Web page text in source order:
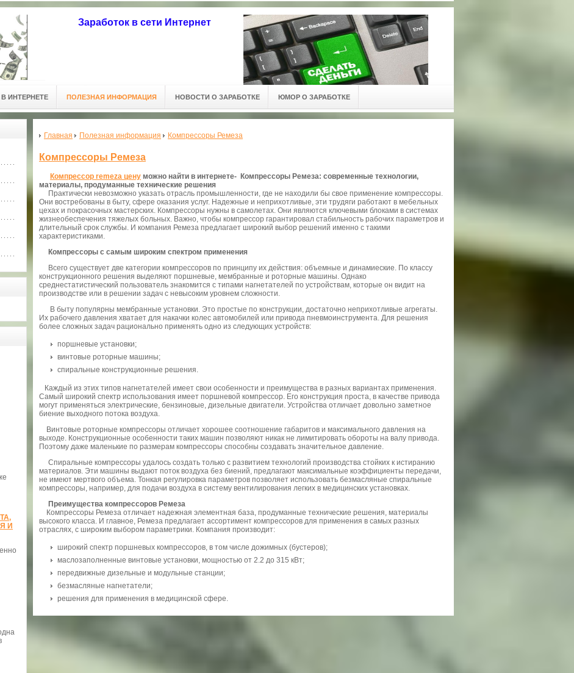
Заработок в сети Интернет
ИНТЕРНЕТЕ ПОЛЕЗНАЯ ИНФОРМАЦИЯ НОВОСТИ О ЗАРАБОТКЕ ЮМОР О ЗАРАБОТКЕ
И
Главная Полезная информация Компрессоры Ремеза
Компрессоры Ремеза
Компрессор remeza цену можно найти в интернете- Компрессоры Ремеза: современные технологии,
материалы, продуманные технические решения
Практически невозможно указать отрасль промышленности, где не находили бы свое применение компрессоры.
Они востребованы в быту, сфере оказания услуг. Надежные и неприхотливые, эти трудяги работают в мебельных
цехах и покрасочных мастерских. Компрессоры нужны в самолетах. Они являются ключевыми блоками в системах
жизнеобеспечения тяжелых больных. Важно, чтобы компрессор гарантировал стабильность рабочих параметров и
длительный срок службы. И компания Ремеза предлагает широкий выбор решений именно с такими
характеристиками.
Компрессоры с самым широким спектром применения
Всего существует две категории компрессоров по принципу их действия: объемные и динамиеские. По классу
конструкционного решения выделяют поршневые, мембранные и роторные машины. Однако
среднестатистический пользователь знакомится с типами нагнетателей по устройствам, которые он видит на
производстве или в решении задач с невысоким уровнем сложности.
В быту популярны мембранные установки. Это простые по конструкции, достаточно неприхотливые агрегаты.
Их рабочего давления хватает для накачки колес автомобилей или привода пневмоинструмента. Для решения
более сложных задач рационально применять одно из следующих устройств:
поршневые установки;
винтовые роторные машины;
спиральные конструкционные решения.
Каждый из этих типов нагнетателей имеет свои особенности и преимущества в разных вариантах применения.
Самый широкий спектр использования имеет поршневой компрессор. Его конструкция проста, в качестве привода
могут применяться электрические, бензиновые, дизельные двигатели. Устройства отличает довольно заметное
биение выходного потока воздуха.
Винтовые роторные компрессоры отличает хорошее соотношение габаритов и максимального давления на
выходе. Конструкционные особенности таких машин позволяют никак не лимитировать обороты на валу привода.
Поэтому даже маленькие по размерам компрессоры способны создавать значительное давление.
Спиральные компрессоры удалось создать только с развитием технологий производства стойких к истиранию
материалов. Эти машины выдают поток воздуха без биений, предлагают максимальные коэффициенты передачи,
не имеют мертвого объема. Тонкая регулировка параметров позволяет использовать безмасляные спиральные
компрессоры, например, для подачи воздуха в систему вентилирования легких в медицинских установках.
Преимущества компрессоров Ремеза
Компрессоры Ремеза отличает надежная элементная база, продуманные технические решения, материалы
высокого класса. И главное, Ремеза предлагает ассортимент компрессоров для применения в самых разных
отраслях, с широким выбором параметрики. Компания производит:
широкий спектр поршневых компрессоров, в том числе дожимных (бустеров);
маслозаполненные винтовые установки, мощностью от 2.2 до 315 кВт;
передвижные дизельные и модульные станции;
безмасляные нагнетатели;
решения для применения в медицинской сфере.